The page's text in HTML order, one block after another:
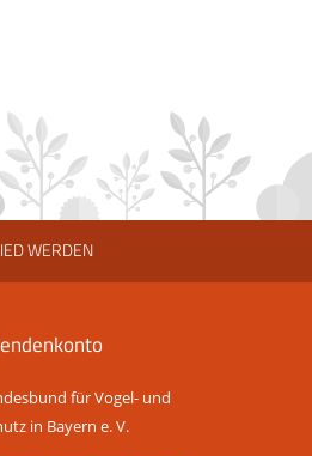
WERDEN
für Vogel- und
in Bayern e. V.